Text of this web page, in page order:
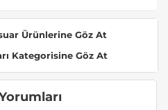
Ürünlerine Göz At
Kategorisine Göz At